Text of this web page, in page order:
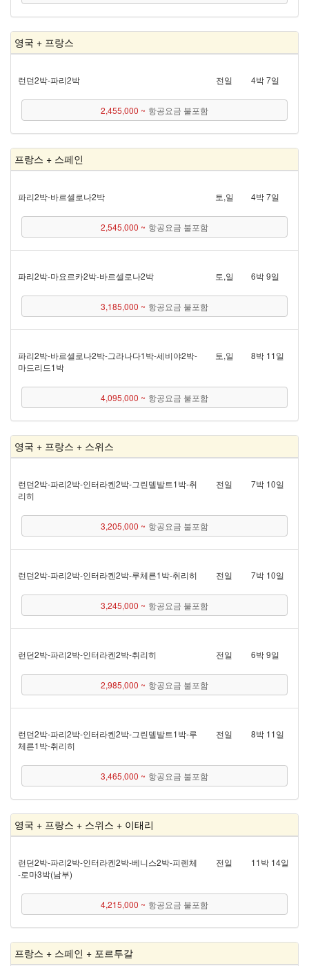
영국 + 프랑스
런던 2박 - 파리 2박 전일 4박 7일
2,455,000 ~ 항공요금 불포함
프랑스 + 스페인
파리 2박 - 바르셀로나 2박 토,일 4박 7일
2,545,000 ~ 항공요금 불포함
파리 2박 - 마요르카 2박 - 바르셀로나 2박 토,일 6박 9일
3,185,000 ~ 항공요금 불포함
파리 2박 - 바르셀로나 2박 - 그라나다 1박 - 세비야 2박 -
마드리드 1박
토,일 8박 11일
4,095,000 ~ 항공요금 불포함
영국 + 프랑스 + 스위스
런던 2박 - 파리 2박 - 인터라켄 2박 - 그린델발트 1박 - 취
리히
전일 7박 10일
3,205,000 ~ 항공요금 불포함
런던 2박 - 파리 2박 - 인터라켄 2박 - 루체른 1박 - 취리히 전일 7박 10일
3,245,000 ~ 항공요금 불포함
런던 2박 - 파리 2박 - 인터라켄 2박 - 취리히 전일 6박 9일
2,985,000 ~ 항공요금 불포함
런던 2박 - 파리 2박 - 인터라켄 2박 - 그린델발트 1박 - 루
체른 1박 - 취리히
전일 8박 11일
3,465,000 ~ 항공요금 불포함
영국 + 프랑스 + 스위스 + 이태리
런던 2박 - 파리 2박 - 인터라켄 2박 - 베니스 2박 - 피렌체
- 로마 3박(남부)
전일 11박 14일
4,215,000 ~ 항공요금 불포함
프랑스 + 스페인 + 포르투갈